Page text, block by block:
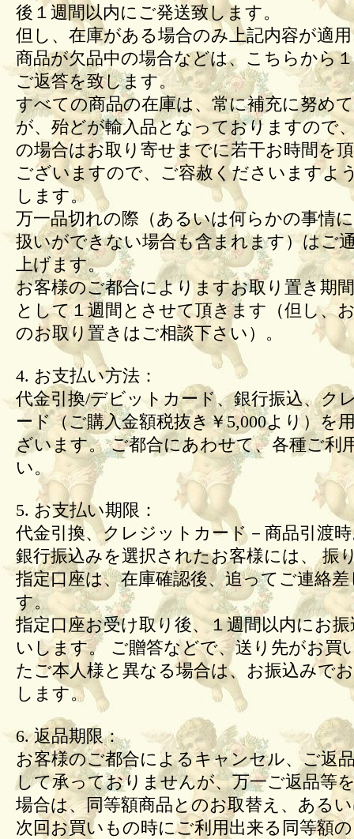
後１週間以内にご発送致します。
但し、在庫がある場合のみ上記内容が適
商品が欠品中の場合などは、こちらから
ご返答を致します。
すべての商品の在庫は、常に補充に努め
が、殆どが輸入品となっておりますので
の場合はお取り寄せまでに若干お時間を
ございますので、ご容赦くださいますよ
します。
万一品切れの際（あるいは何らかの事情
扱いができない場合も含まれます）はご
上げます。
お客様のご都合によりますお取り置き期
として１週間とさせて頂きます（但し、
のお取り置きはご相談下さい）。
4. お支払い方法：
代金引換/デビットカード、銀行振込、ク
ード（ご購入金額税抜き￥5,000より）を
ざいます。 ご都合にあわせて、各種ご利
い。
5. お支払い期限：
代金引換、クレジットカード－商品引渡
銀行振込みを選択されたお客様には、 振
指定口座は、在庫確認後、追ってご連絡
す。
指定口座お受け取り後、１週間以内にお
いします。 ご贈答などで、送り先がお買
たご本人様と異なる場合は、お振込みで
します。
6. 返品期限：
お客様のご都合によるキャンセル、ご返
して承っておりませんが、万一ご返品等
場合は、同等額商品とのお取替え、ある
次回お買いもの時にご利用出来る同等額